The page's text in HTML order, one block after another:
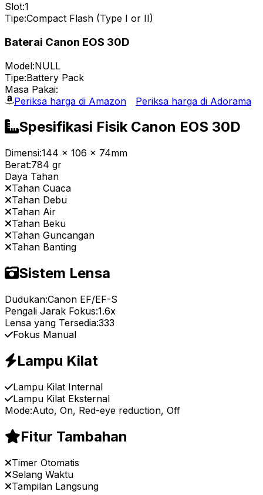
Slot:1
Tipe:Compact Flash (Type I or II)
Baterai Canon EOS 30D
Model:NULL
Tipe:Battery Pack
Masa Pakai:
Periksa harga di Amazon
Periksa harga di Adorama
Spesifikasi Fisik Canon EOS 30D
Dimensi:144 x 106 x 74mm
Berat:784 gr
Daya Tahan
Tahan Cuaca
Tahan Debu
Tahan Air
Tahan Beku
Tahan Guncangan
Tahan Banting
Sistem Lensa
Dudukan:Canon EF/EF-S
Pengali Jarak Fokus:1.6x
Lensa yang Tersedia:333
Fokus Manual
Lampu Kilat
Lampu Kilat Internal
Lampu Kilat Eksternal
Mode:Auto, On, Red-eye reduction, Off
Fitur Tambahan
Timer Otomatis
Selang Waktu
Tampilan Langsung